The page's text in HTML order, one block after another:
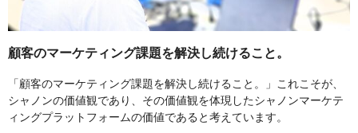
顧客のマーケティング課題を解決し続けること。
「顧客のマーケティング課題を解決し続けること。」これこそが、
シャノンの価値観であり、その価値観を体現したシャノンマーケテ
ィングプラットフォームの価値であると考えています。